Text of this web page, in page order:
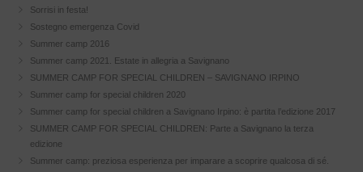
Sorrisi in festa!
Sostegno emergenza Covid
Summer camp 2016
Summer camp 2021. Estate in allegria a Savignano
SUMMER CAMP FOR SPECIAL CHILDREN – SAVIGNANO IRPINO
Summer camp for special children 2020
Summer camp for special children a Savignano Irpino: è partita l’edizione 2017
SUMMER CAMP FOR SPECIAL CHILDREN: Parte a Savignano la terza
edizione
Summer camp: preziosa esperienza per imparare a scoprire qualcosa di sé.